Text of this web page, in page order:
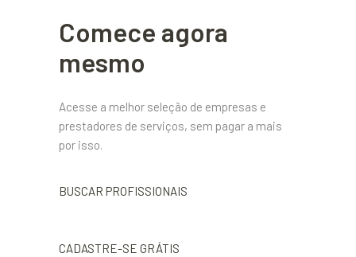
Comece agora
mesmo
Acesse a melhor seleção de empresas e
prestadores de serviços, sem pagar a mais
por isso.
BUSCAR PROFISSIONAIS
CADASTRE-SE GRÁTIS